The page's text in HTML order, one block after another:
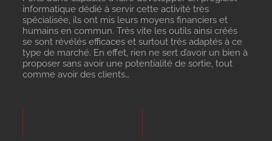
informatique dédié à servir cette activité très
spécialisée, ils ont mis leurs moyens financiers et
humains en commun. Très vite les outils ainsi créés
se sont révélés efficaces et surtout très adaptés à ce
type de marché. En effet, rien ne sert d’avoir un bien à
proposer sans avoir une potentialité de sortie, tout
comme avoir des clients…